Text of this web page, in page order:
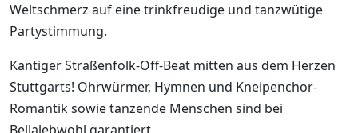
Weltschmerz auf eine trinkfreudige und tanzwütige
Partystimmung.
Kantiger Straßenfolk-Off-Beat mitten aus dem Herzen
Stuttgarts! Ohrwürmer, Hymnen und Kneipenchor-
Romantik sowie tanzende Menschen sind bei